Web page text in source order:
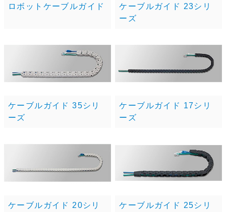
ロボットケーブルガイド
ケーブルガイド 23シリ
ーズ
ケーブルガイド 35シリ
ーズ
ケーブルガイド 17シリ
ーズ
ケーブルガイド 20シリ
ケーブルガイド 25シリ